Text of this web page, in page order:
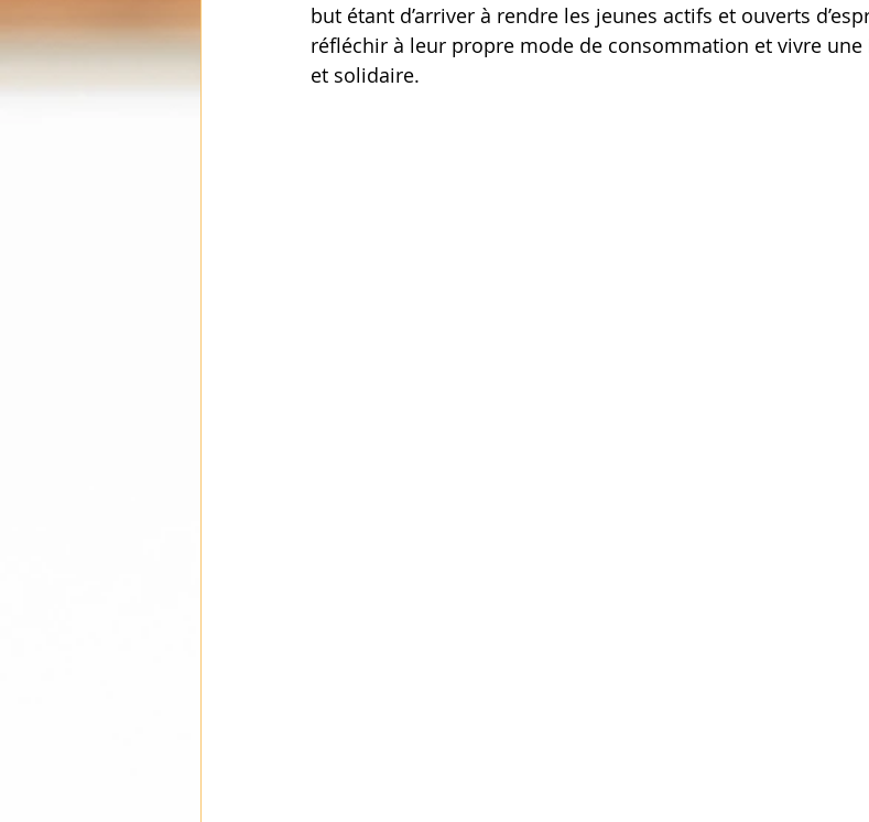
but étant d’arriver à rendre les jeunes actifs et ouverts
réfléchir à leur propre mode de consommation et vivre
et solidaire.